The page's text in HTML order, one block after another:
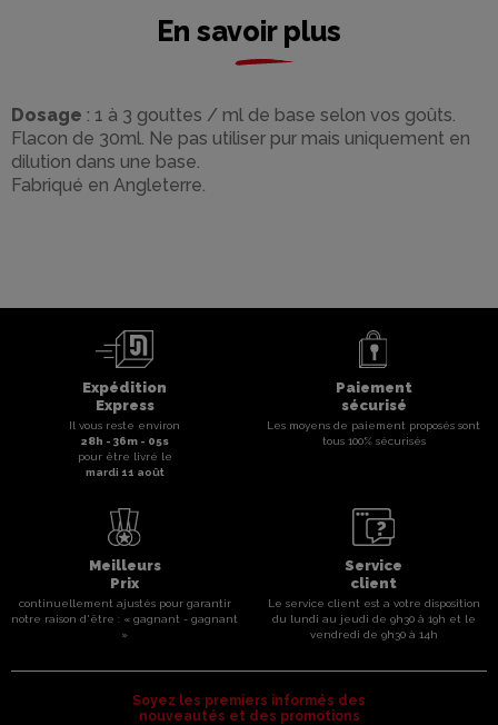
En savoir plus
Dosage : 1 à 3 gouttes / ml de base selon vos goûts.
Flacon de 30ml. Ne pas utiliser pur mais uniquement en
dilution dans une base.
Fabriqué en Angleterre.
Expédition
Express
Il vous reste environ
28h - 36m - 04s
pour être livré le
mardi 11 août
Paiement
sécurisé
Les moyens de paiement proposés sont
tous 100% sécurisés
Meilleurs
Prix
continuellement ajustés pour garantir
notre raison d'être : « gagnant - gagnant
»
Service
client
Le service client est a votre disposition
du lundi au jeudi de 9h30 à 19h et le
vendredi de 9h30 à 14h
Soyez les premiers informés des
nouveautés et des promotions